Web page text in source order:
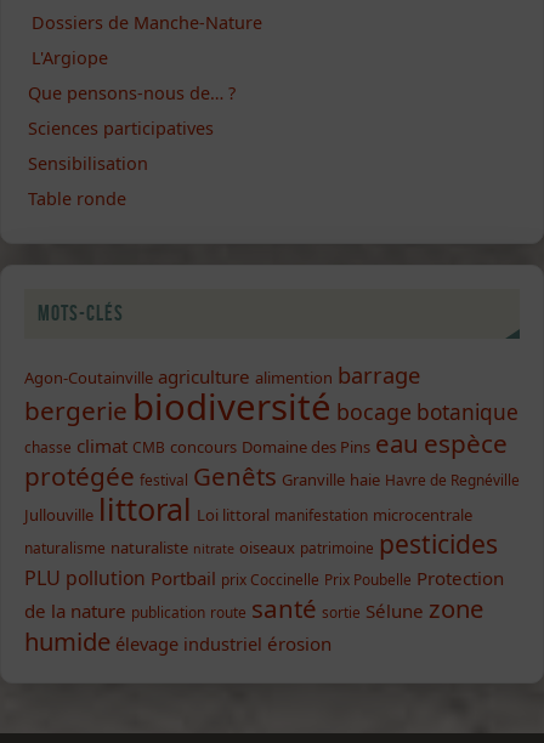
Dossiers de Manche-Nature
L'Argiope
Que pensons-nous de… ?
Sciences participatives
Sensibilisation
Table ronde
Mots-clés
Agon-Coutainville agriculture alimention barrage
bergerie biodiversité bocage botanique
chasse climat CMB concours Domaine des Pins eau espèce
protégée festival Genêts Granville haie Havre de Regnéville
Jullouville littoral Loi littoral manifestation microcentrale
naturalisme naturaliste nitrate oiseaux patrimoine pesticides
PLU pollution Portbail prix Coccinelle Prix Poubelle Protection
de la nature publication route santé sortie Sélune zone
humide élevage industriel érosion